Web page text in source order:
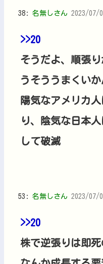
38: 名無しさん 2023/07/
>>20
そうだよ、順張
うそううまくいか
陽気なアメリカ
り、陰気な日本
して破滅
53: 名無しさん 2023/07/
>>20
株で逆張りは即